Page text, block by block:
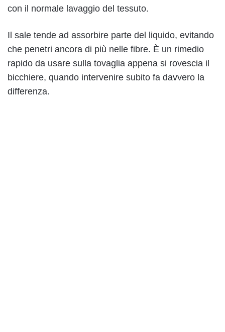
con il normale lavaggio del tessuto.
Il sale tende ad assorbire parte del liquido, evitando
che penetri ancora di più nelle fibre. È un rimedio
rapido da usare sulla tovaglia appena si rovescia il
bicchiere, quando intervenire subito fa davvero la
differenza.